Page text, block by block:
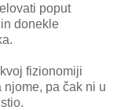
poput
donekle
fizionomiji
pa čak ni u